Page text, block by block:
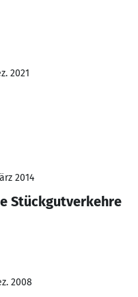
2021
2014
Stückgutverkehre
2008